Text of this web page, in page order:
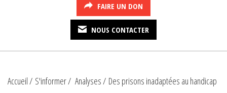
FAIRE UN DON
NOUS CONTACTER
Accueil S'informer Analyses Des prisons inadaptées au handicap